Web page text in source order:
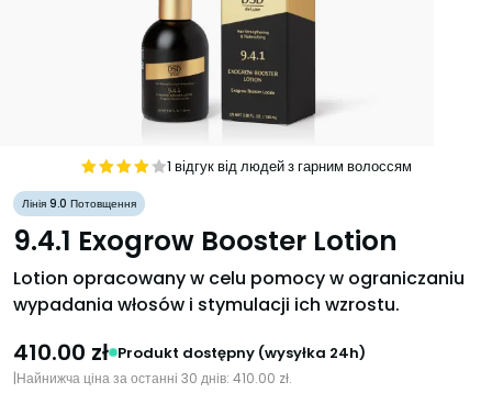
Ім'я користувача
Пароль
Пам'ятай мене.
4na 5
1 відгук від людей з гарним волоссям
Лінія 9.0 Потовщення
9.4.1 Exogrow Booster Lotion
Lotion opracowany w celu pomocy w ograniczaniu
wypadania włosów i stymulacji ich wzrostu.
410.00 zł Produkt dostępny (wysyłka 24h)
|Найнижча ціна за останні 30 днів: 410.00 zł.